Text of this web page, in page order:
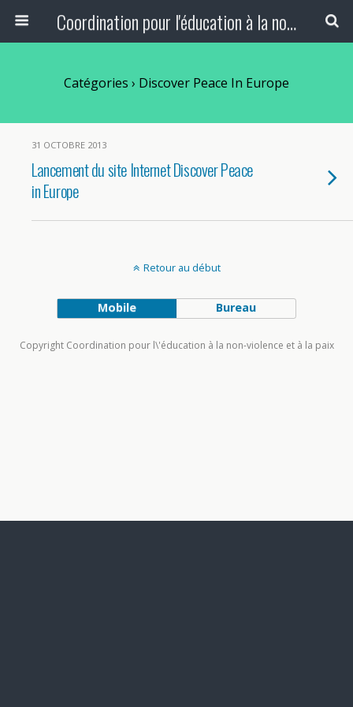
Coordination pour l'éducation à la non-violence et à la paix
Catégories › Discover Peace In Europe
31 OCTOBRE 2013
Lancement du site Internet Discover Peace
in Europe
Retour au début
Mobile Bureau
Copyright Coordination pour l\'éducation à la non-violence et à la paix